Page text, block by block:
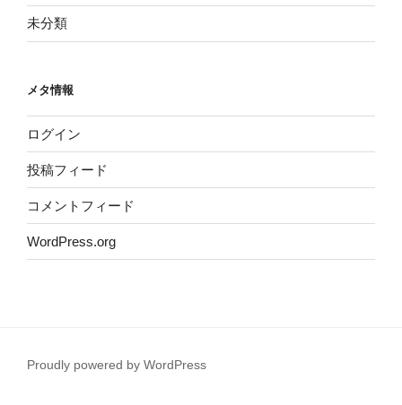
未分類
メタ情報
ログイン
投稿フィード
コメントフィード
WordPress.org
Proudly powered by WordPress